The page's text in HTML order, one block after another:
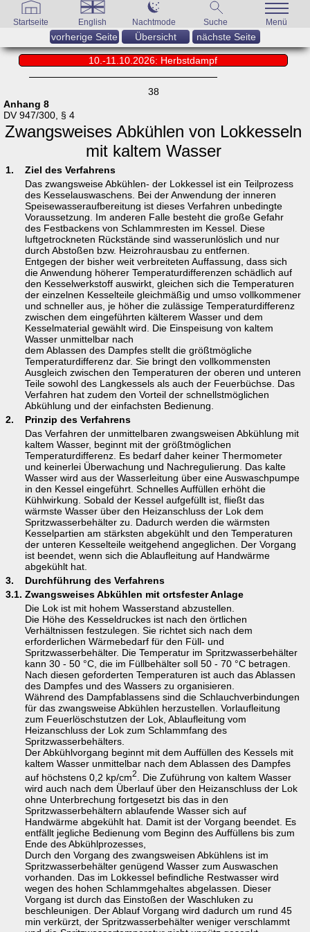
Startseite English Nachtmode Suche Menü
vorherige Seite Übersicht nächste Seite
10.-11.10.2026: Herbstdampf
38
Anhang 8
DV 947/300, § 4
Zwangsweises Abkühlen von Lokkesseln
mit kaltem Wasser
1.
Ziel des Verfahrens
Das zwangsweise Abkühlen- der Lokkessel ist ein Teilprozess
des Kesselauswaschens. Bei der Anwendung der inneren
Speisewasseraufbereitung ist dieses Verfahren unbedingte
Voraussetzung. Im anderen Falle besteht die große Gefahr
des Festbackens von Schlammresten im Kessel. Diese
luftgetrockneten Rückstände sind wasserunlöslich und nur
durch Abstoßen bzw. Heizrohrausbau zu entfernen.
Entgegen der bisher weit verbreiteten Auffassung, dass sich
die Anwendung höherer Temperaturdifferenzen schädlich auf
den Kesselwerkstoff auswirkt, gleichen sich die Temperaturen
der einzelnen Kesselteile gleichmäßig und umso vollkommener
und schneller aus, je höher die zulässige Temperaturdifferenz
zwischen dem eingeführten kälterem Wasser und dem
Kesselmaterial gewählt wird. Die Einspeisung von kaltem
Wasser unmittelbar nach
dem Ablassen des Dampfes stellt die größtmögliche
Temperaturdifferenz dar. Sie bringt den vollkommensten
Ausgleich zwischen den Temperaturen der oberen und unteren
Teile sowohl des Langkessels als auch der Feuerbüchse. Das
Verfahren hat zudem den Vorteil der schnellstmöglichen
Abkühlung und der einfachsten Bedienung.
2.
Prinzip des Verfahrens
Das Verfahren der unmittelbaren zwangsweisen Abkühlung mit
kaltem Wasser, beginnt mit der größtmöglichen
Temperaturdifferenz. Es bedarf daher keiner Thermometer
und keinerlei Überwachung und Nachregulierung. Das kalte
Wasser wird aus der Wasserleitung über eine Auswaschpumpe
in den Kessel eingeführt. Schnelles Auffüllen erhöht die
Kühlwirkung. Sobald der Kessel aufgefüllt ist, fließt das
wärmste Wasser über den Heizanschluss der Lok dem
Spritzwasserbehälter zu. Dadurch werden die wärmsten
Kesselpartien am stärksten abgekühlt und den Temperaturen
der unteren Kesselteile weitgehend angeglichen. Der Vorgang
ist beendet, wenn sich die Ablaufleitung auf Handwärme
abgekühlt hat.
3.
Durchführung des Verfahrens
3.1. Zwangsweises Abkühlen mit ortsfester Anlage
Die Lok ist mit hohem Wasserstand abzustellen.
Die Höhe des Kesseldruckes ist nach den örtlichen
Verhältnissen festzulegen. Sie richtet sich nach dem
erforderlichen Wärmebedarf für den Füll- und
Spritzwasserbehälter. Die Temperatur im Spritzwasserbehälter
kann 30 - 50 °C, die im Füllbehälter soll 50 - 70 °C betragen.
Nach diesen geforderten Temperaturen ist auch das Ablassen
des Dampfes und des Wassers zu organisieren.
Während des Dampfablassens sind die Schlauchverbindungen
für das zwangsweise Abkühlen herzustellen. Vorlaufleitung
zum Feuerlöschstutzen der Lok, Ablaufleitung vom
Heizanschluss der Lok zum Schlammfang des
Spritzwasserbehälters.
Der Abkühlvorgang beginnt mit dem Auffüllen des Kessels mit
kaltem Wasser unmittelbar nach dem Ablassen des Dampfes
auf höchstens 0,2 kp/cm2
. Die Zuführung von kaltem Wasser
wird auch nach dem Überlauf über den Heizanschluss der Lok
ohne Unterbrechung fortgesetzt bis das in den
Spritzwasserbehältern ablaufende Wasser sich auf
Handwärme abgekühlt hat. Damit ist der Vorgang beendet. Es
entfällt jegliche Bedienung vom Beginn des Auffüllens bis zum
Ende des Abkühlprozesses,
Durch den Vorgang des zwangsweisen Abkühlens ist im
Spritzwasserbehälter genügend Wasser zum Auswaschen
vorhanden. Das im Lokkessel befindliche Restwasser wird
wegen des hohen Schlammgehaltes abgelassen. Dieser
Vorgang ist durch das Einstoßen der Waschluken zu
beschleunigen. Der Ablauf Vorgang wird dadurch um rund 45
min verkürzt, der Spritzwasserbehälter weniger verschlammt